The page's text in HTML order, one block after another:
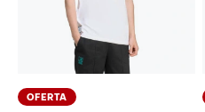
OFERTA